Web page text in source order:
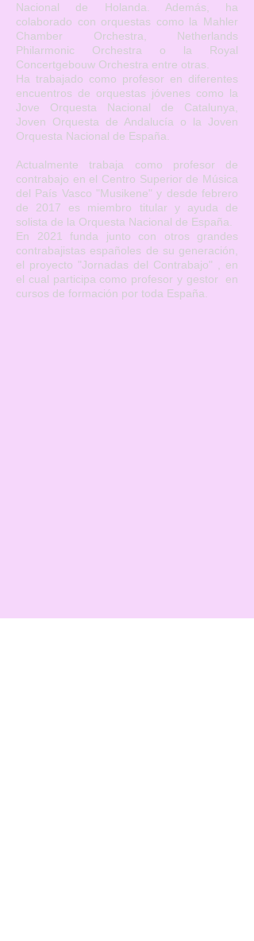
Nacional de Holanda. Además, ha
colaborado con orquestas como la Mahler
Chamber Orchestra, Netherlands
Philarmonic Orchestra o la Royal
Concertgebouw Orchestra entre otras.
Ha trabajado como profesor en diferentes
encuentros de orquestas jóvenes como la
Jove Orquesta Nacional de Catalunya,
Joven Orquesta de Andalucía o la Joven
Orquesta Nacional de España.
Actualmente trabaja como profesor de
contrabajo en el Centro Superior de Música
del País Vasco "Musikene" y desde febrero
de 2017 es miembro titular y ayuda de
solista de la Orquesta Nacional de España.
En 2021 funda junto con otros grandes
contrabajistas españoles de su generación,
el proyecto "Jornadas del Contrabajo" , en
el cual participa como profesor y gestor en
cursos de formación por toda España.